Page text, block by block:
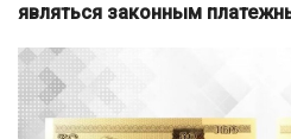
являться законным